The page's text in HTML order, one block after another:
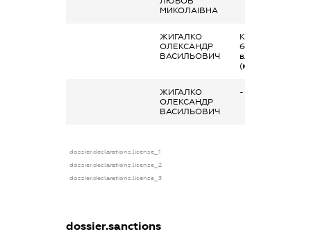
МИКОЛАІВНА
ЖИГАЛКО
ОЛЕКСАНДР
ВАСИЛЬОВИЧ
Кінцевий
бенефіціарний
власник
(контролер)
ЖИГАЛКО
ОЛЕКСАНДР
ВАСИЛЬОВИЧ
-
dossier.declarations.license_1
dossier.declarations.license_2
dossier.declarations.license_3
dossier.sanctions